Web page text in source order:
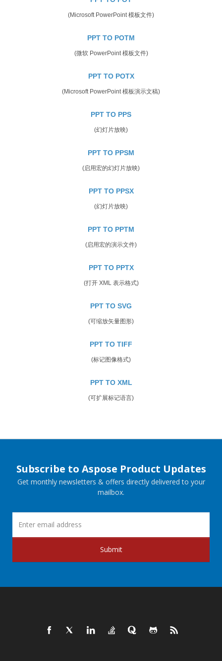
(Microsoft PowerPoint 模板文件)
PPT TO POTM
(微软 PowerPoint 模板文件)
PPT TO POTX
(Microsoft PowerPoint 模板演示文稿)
PPT TO PPS
(幻灯片放映)
PPT TO PPSM
(启用宏的幻灯片放映)
PPT TO PPSX
(幻灯片放映)
PPT TO PPTM
(启用宏的演示文件)
PPT TO PPTX
(打开 XML 表示格式)
PPT TO SVG
(可缩放矢量图形)
PPT TO TIFF
(标记图像格式)
PPT TO XML
(可扩展标记语言)
Subscribe to Aspose Product Updates
Get monthly newsletters & offers directly delivered to your
mailbox.
Submit